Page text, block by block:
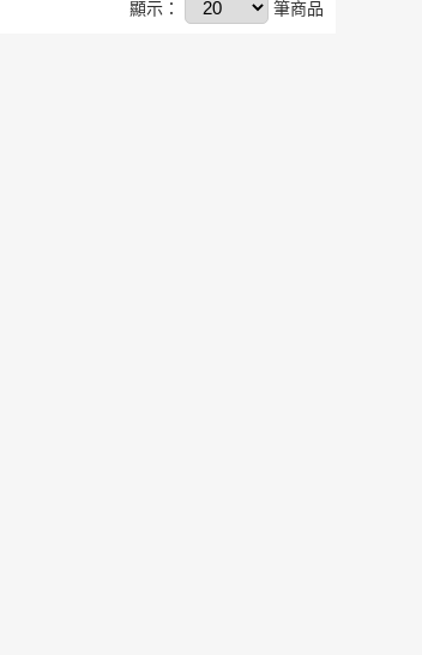
顯示： 筆商品